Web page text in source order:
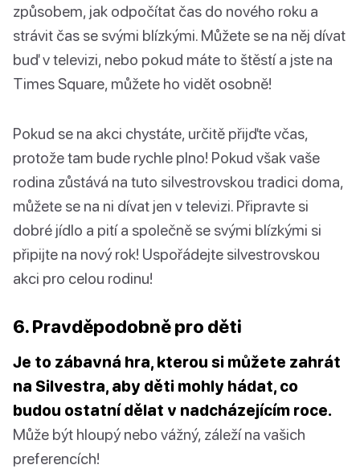
způsobem, jak odpočítat čas do nového roku a
strávit čas se svými blízkými. Můžete se na něj dívat
buď v televizi, nebo pokud máte to štěstí a jste na
Times Square, můžete ho vidět osobně!
Pokud se na akci chystáte, určitě přijďte včas,
protože tam bude rychle plno! Pokud však vaše
rodina zůstává na tuto silvestrovskou tradici doma,
můžete se na ni dívat jen v televizi. Připravte si
dobré jídlo a pití a společně se svými blízkými si
připijte na nový rok! Uspořádejte silvestrovskou
akci pro celou rodinu!
6. Pravděpodobně pro děti
Je to zábavná hra, kterou si můžete zahrát
na Silvestra, aby děti mohly hádat, co
budou ostatní dělat v nadcházejícím roce.
Může být hloupý nebo vážný, záleží na vašich
preferencích!